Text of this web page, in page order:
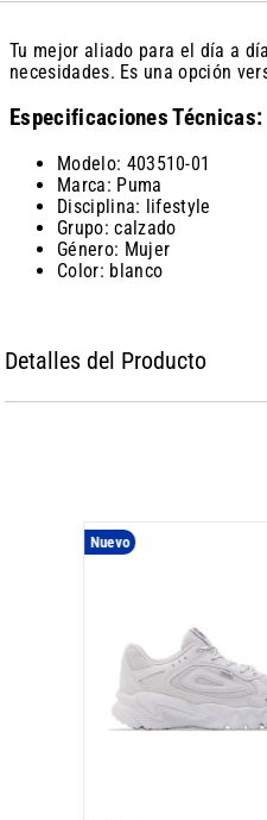
Tu mejor aliado para el día a
necesidades. Es una opción
Especificaciones Técnicas:
Modelo: 403510-01
Marca: Puma
Disciplina: lifestyle
Grupo: calzado
Género: Mujer
Color: blanco
Detalles del Producto
Nuevo